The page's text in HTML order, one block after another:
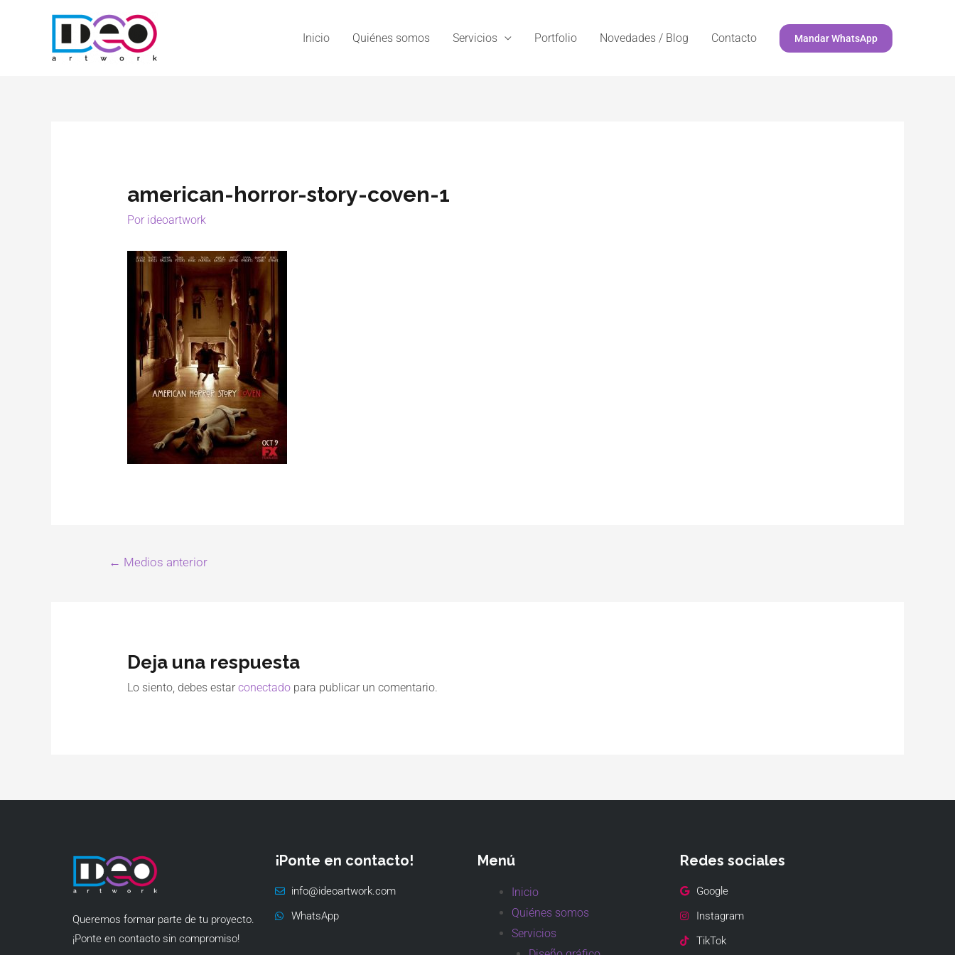
Inicio Quiénes somos Servicios Portfolio Novedades / Blog Contacto Mandar WhatsApp
american-horror-story-coven-1
Por ideoartwork
← Medios anterior
Deja una respuesta
Lo siento, debes estar conectadopara publicar un comentario.
Queremos formar parte de tu proyecto.
¡Ponte en contacto sin compromiso!
¡Ponte en contacto!
info@ideoartwork.com
WhatsApp
Menú
Inicio
Quiénes somos
Servicios
Redes sociales
Google
Instagram
TikTok